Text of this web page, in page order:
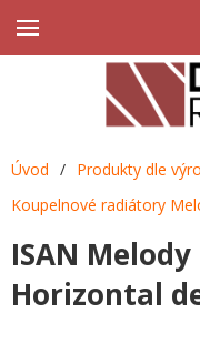
Úvod / Produkty dle
Koupelnové radiátory
ISAN
Horizontal